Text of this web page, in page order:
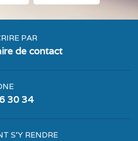
PAR
de contact
30 34
S'Y RENDRE